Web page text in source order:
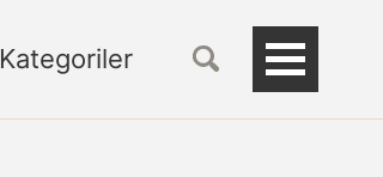
Kategoriler
Toggle
Menu